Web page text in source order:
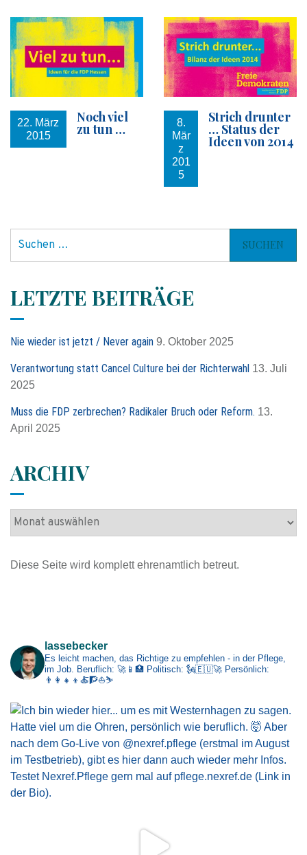
22. März
2015
Noch viel
zu tun …
8.
Mär
z
201
5
Strich drunter
… Status der
Ideen von 2014
e
n
n
c
h
LETZTE BEITRÄGE
Nie wieder ist jetzt / Never again 9. Oktober 2025
Verantwortung statt Cancel Culture bei der Richterwahl 13. Juli
2025
Muss die FDP zerbrechen? Radikaler Bruch oder Reform. 13.
April 2025
ARCHIV
A
h
Diese Seite wird komplett ehrenamtlich betreut.
lassebecker
Es leicht machen, das Richtige zu empfehlen - in der Pflege,
im Job.
Beruflich: 🚀📱🏥 Politisch: 🗽🇪🇺🚀 Persönlich:
👨‍👩‍👧‍👦🍝🧗⛵⛷️